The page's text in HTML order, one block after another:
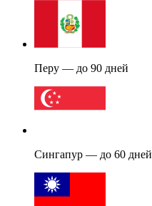
Перу — до 90 дней
Сингапур — до 60 дней